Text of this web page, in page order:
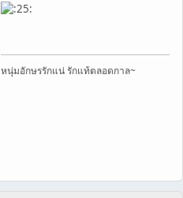
หนุ่มอักษรรักแน่ รักแท้ตลอดกาล~